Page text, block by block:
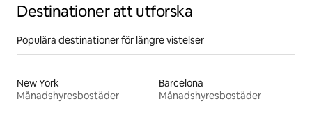
Destinationer att utforska
Populära destinationer för längre vistelser
New York
Månadshyresbostäder
Barcelona
Månadshyresbostäder